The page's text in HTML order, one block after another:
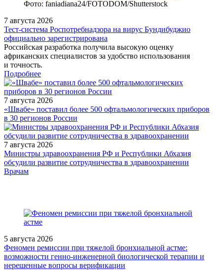
Фото: faniadiana24/FOTODOM/Shutterstock
7 августа 2026
Тест‑система Роспотребнадзора на вирус Бундибуджио
официально зарегистрирована
Российская разработка получила высокую оценку
африканских специалистов за удобство использования
и точность.
Подробнее
7 августа 2026
«Швабе» поставил более 500 офтальмологических приборов
в 30 регионов России
7 августа 2026
Министры здравоохранения РФ и Республики Абхазия
обсудили развитие сотрудничества в здравоохранении
/doctor/otorhinolar/issledovanie-effektivnosti-i-bezopasnosti-
Врачам
5 августа 2026
Феномен ремиссии при тяжелой бронхиальной астме:
возможности генно-инженерной биологической терапии и
нерешенные вопросы верификации